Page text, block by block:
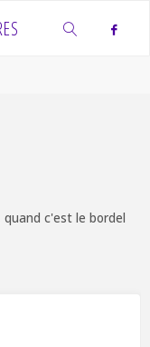
c'est le bordel